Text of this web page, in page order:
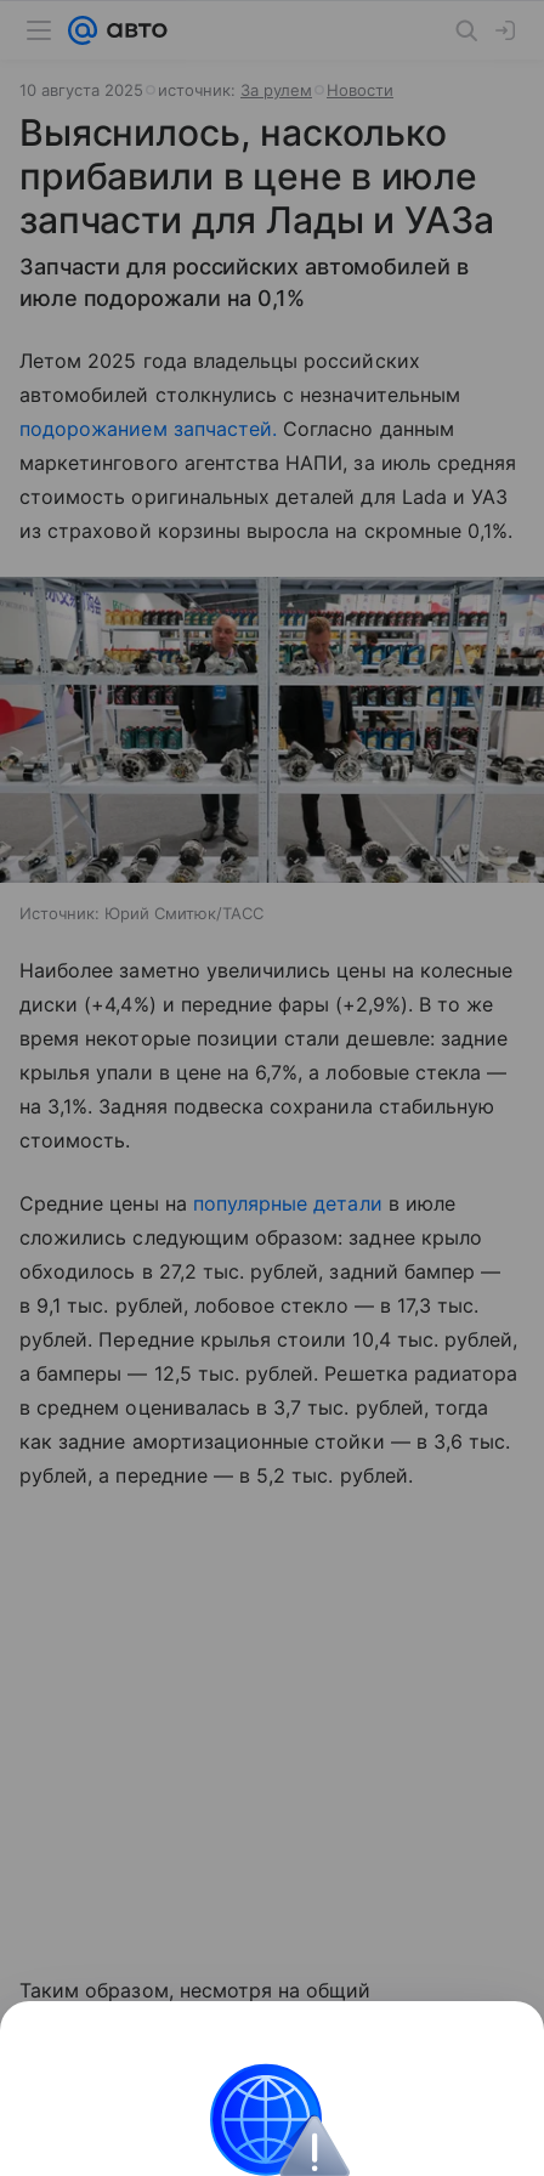
10 августа 2025 источник: За рулем Новости
Выяснилось, насколько
прибавили в цене в июле
запчасти для Лады и УАЗа
Запчасти для российских автомобилей в
июле подорожали на 0,1%
Летом 2025 года владельцы российских
автомобилей столкнулись с незначительным
подорожанием запчастей. Согласно данным
маркетингового агентства НАПИ, за июль средняя
стоимость оригинальных деталей для Lada и УАЗ
из страховой корзины выросла на скромные 0,1%.
Источник: Юрий Смитюк/ТАСС
Наиболее заметно увеличились цены на колесные
диски (+4,4%) и передние фары (+2,9%). В то же
время некоторые позиции стали дешевле: задние
крылья упали в цене на 6,7%, а лобовые стекла —
на 3,1%. Задняя подвеска сохранила стабильную
стоимость.
Средние цены на популярные детали в июле
сложились следующим образом: заднее крыло
обходилось в 27,2 тыс. рублей, задний бампер —
в 9,1 тыс. рублей, лобовое стекло — в 17,3 тыс.
рублей. Передние крылья стоили 10,4 тыс. рублей,
а бамперы — 12,5 тыс. рублей. Решетка радиатора
в среднем оценивалась в 3,7 тыс. рублей, тогда
как задние амортизационные стойки — в 3,6 тыс.
рублей, а передние — в 5,2 тыс. рублей.
Таким образом, несмотря на общий
запчасти демонстрирует разнонаправленные
тенденции, что важно учитывать
при планировании ремонтов.